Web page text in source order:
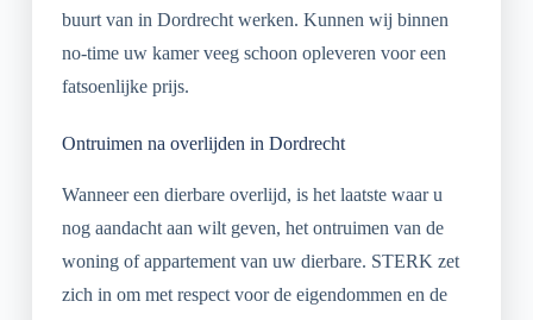
buurt van in Dordrecht werken. Kunnen wij binnen
no-time uw kamer veeg schoon opleveren voor een
fatsoenlijke prijs.
Ontruimen na overlijden in Dordrecht
Wanneer een dierbare overlijd, is het laatste waar u
nog aandacht aan wilt geven, het ontruimen van de
woning of appartement van uw dierbare. STERK zet
zich in om met respect voor de eigendommen en de